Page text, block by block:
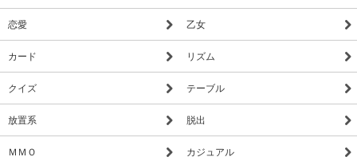
恋愛 乙女
カード リズム
クイズ テーブル
放置系 脱出
ＭＭＯ カジュアル